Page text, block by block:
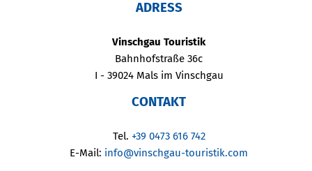
ADRESS
Vinschgau Touristik
Bahnhofstraße 36c
I - 39024 Mals im Vinschgau
CONTAKT
Tel. +39 0473 616 742
E-Mail: info@vinschgau-touristik.com